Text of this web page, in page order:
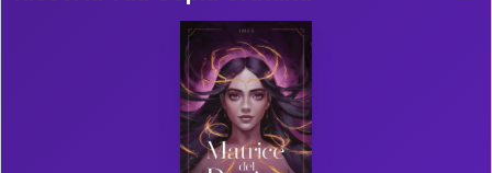
Il libro è in fase di scrittura. Iscriviti alla newsletter
per ricevere aggiornamenti!
P.S. Interpretazione parziale
gratuita